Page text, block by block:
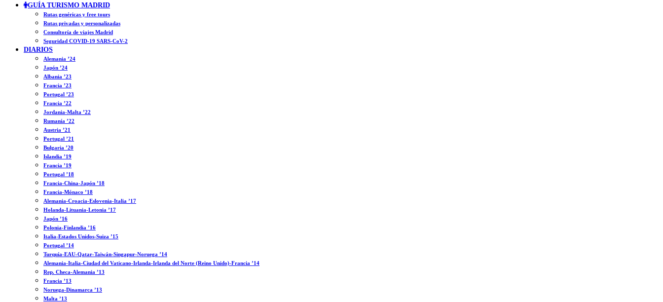
GUÍA TURISMO MADRID
Rutas genéricas y free tours
Rutas privadas y personalizadas
Consultoría de viajes Madrid
Seguridad COVID-19 SARS-CoV-2
DIARIOS
Alemania ’24
Japón ’24
Albania ’23
Francia ’23
Portugal ’23
Francia ’22
Jordania-Malta ’22
Rumanía ’22
Austria ’21
Portugal ’21
Bulgaria ’20
Islandia ’19
Francia ’19
Portugal ’18
Francia-China-Japón ’18
Francia-Mónaco ’18
Alemania-Croacia-Eslovenia-Italia ’17
Holanda-Lituania-Letonia ’17
Japón ’16
Polonia-Finlandia ’16
Italia-Estados Unidos-Suiza ’15
Portugal ’14
Turquía-EAU-Qatar-Taiwán-Singapur-Noruega ’14
Alemania-Italia-Ciudad del Vaticano-Irlanda-Irlanda del Norte (Reino Unido)-Francia ’14
Rep. Checa-Alemania ’13
Francia ’13
Noruega-Dinamarca ’13
Malta ’13